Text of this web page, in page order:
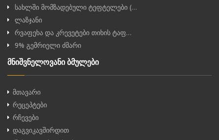
სახლში მომზადებული ტეფტელები (…
ლაზჯანი
რვაფეხა და კრევეტები თიხის ტაფ…
9% გემრიელი ძმარი
მნიშვნელოვანი ბმულები
მთავარი
რეცეპტები
რჩევები
დაგვიკავშირდით